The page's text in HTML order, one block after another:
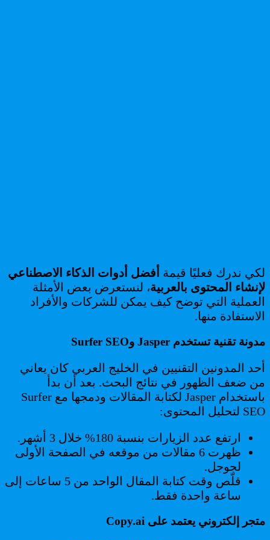
لكي ندرك فعليًا قيمة أفضل أدوات الذكاء الاصطناعي
لإنشاء المحتوى بالعربية، لنستعرض بعض الأمثلة
العملية التي توضح كيف يمكن للشركات والأفراد
الاستفادة منها.
مدونة تقنية تستخدم Jasper وSurfer SEO
أحد المدونين التقنيين في الخليج العربي كان يعاني
من ضعف الظهور في نتائج البحث. بعد أن بدأ
باستخدام Jasper لكتابة المقالات ودمجها مع Surfer
SEO لتحليل المحتوى:
ارتفع عدد الزيارات بنسبة 180% خلال 3 أشهر.
ظهرت 6 مقالات من موقعه في الصفحة الأولى
لجوجل.
قلّص وقت كتابة المقال الواحد من 5 ساعات إلى
ساعة واحدة فقط.
متجر إلكتروني يعتمد على Copy.ai